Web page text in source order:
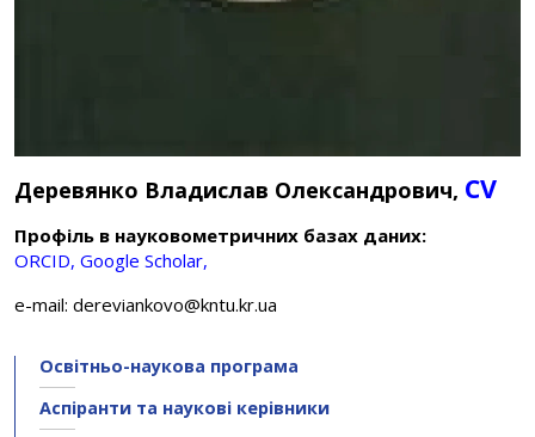
Деревянко Владислав Олександрович, CV
Профіль в науковометричних базах даних:
ORCID, Google Scholar,
e-mail: dereviankovo@kntu.kr.ua
Освітньо-наукова програма
Аспіранти та наукові керівники